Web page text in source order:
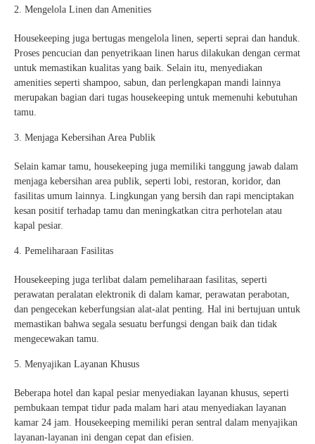
Mengelola Linen dan Amenities
Housekeeping juga bertugas mengelola linen, seperti seprai dan handuk.
Proses pencucian dan penyetrikaan linen harus dilakukan dengan cermat
untuk memastikan kualitas yang baik. Selain itu, menyediakan
amenities seperti shampoo, sabun, dan perlengkapan mandi lainnya
merupakan bagian dari tugas housekeeping untuk memenuhi kebutuhan
tamu.
Menjaga Kebersihan Area Publik
Selain kamar tamu, housekeeping juga memiliki tanggung jawab dalam
menjaga kebersihan area publik, seperti lobi, restoran, koridor, dan
fasilitas umum lainnya. Lingkungan yang bersih dan rapi menciptakan
kesan positif terhadap tamu dan meningkatkan citra perhotelan atau
kapal pesiar.
Pemeliharaan Fasilitas
Housekeeping juga terlibat dalam pemeliharaan fasilitas, seperti
perawatan peralatan elektronik di dalam kamar, perawatan perabotan,
dan pengecekan keberfungsian alat-alat penting. Hal ini bertujuan untuk
memastikan bahwa segala sesuatu berfungsi dengan baik dan tidak
mengecewakan tamu.
Menyajikan Layanan Khusus
Beberapa hotel dan kapal pesiar menyediakan layanan khusus, seperti
pembukaan tempat tidur pada malam hari atau menyediakan layanan
kamar 24 jam. Housekeeping memiliki peran sentral dalam menyajikan
layanan-layanan ini dengan cepat dan efisien.